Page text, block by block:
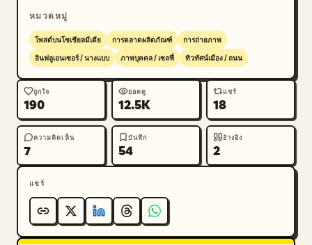
หมวดหมู่
โพสต์บนโซเชียลมีเดีย การตลาดผลิตภัณฑ์ การถ่ายภาพ
อินฟลูเอนเซอร์ / นางแบบ ภาพบุคคล / เซลฟี่ ทิวทัศน์เมือง / ถนน
ถูกใจ
190
ยอดดู
12.5K
แชร์
18
ความคิดเห็น
7
บันทึก
54
อ้างอิง
2
แชร์